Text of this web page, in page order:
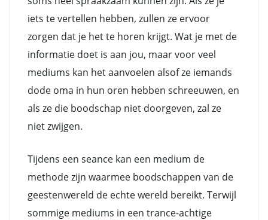
iets te vertellen hebben, zullen ze ervoor
zorgen dat je het te horen krijgt. Wat je met de
informatie doet is aan jou, maar voor veel
mediums kan het aanvoelen alsof ze iemands
dode oma in hun oren hebben schreeuwen, en
als ze die boodschap niet doorgeven, zal ze
niet zwijgen.
Tijdens een seance kan een medium de
methode zijn waarmee boodschappen van de
geestenwereld de echte wereld bereikt. Terwijl
sommige mediums in een trance-achtige